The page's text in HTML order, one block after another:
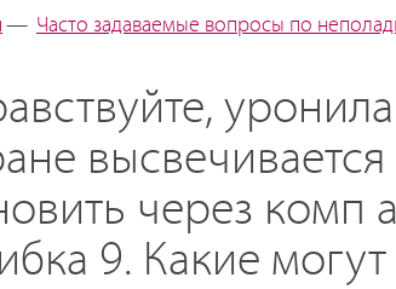
— Часто задаваемые вопросы по
через комп
9. Какие